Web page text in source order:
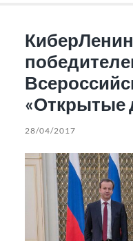
«Открытые
28/04/2017